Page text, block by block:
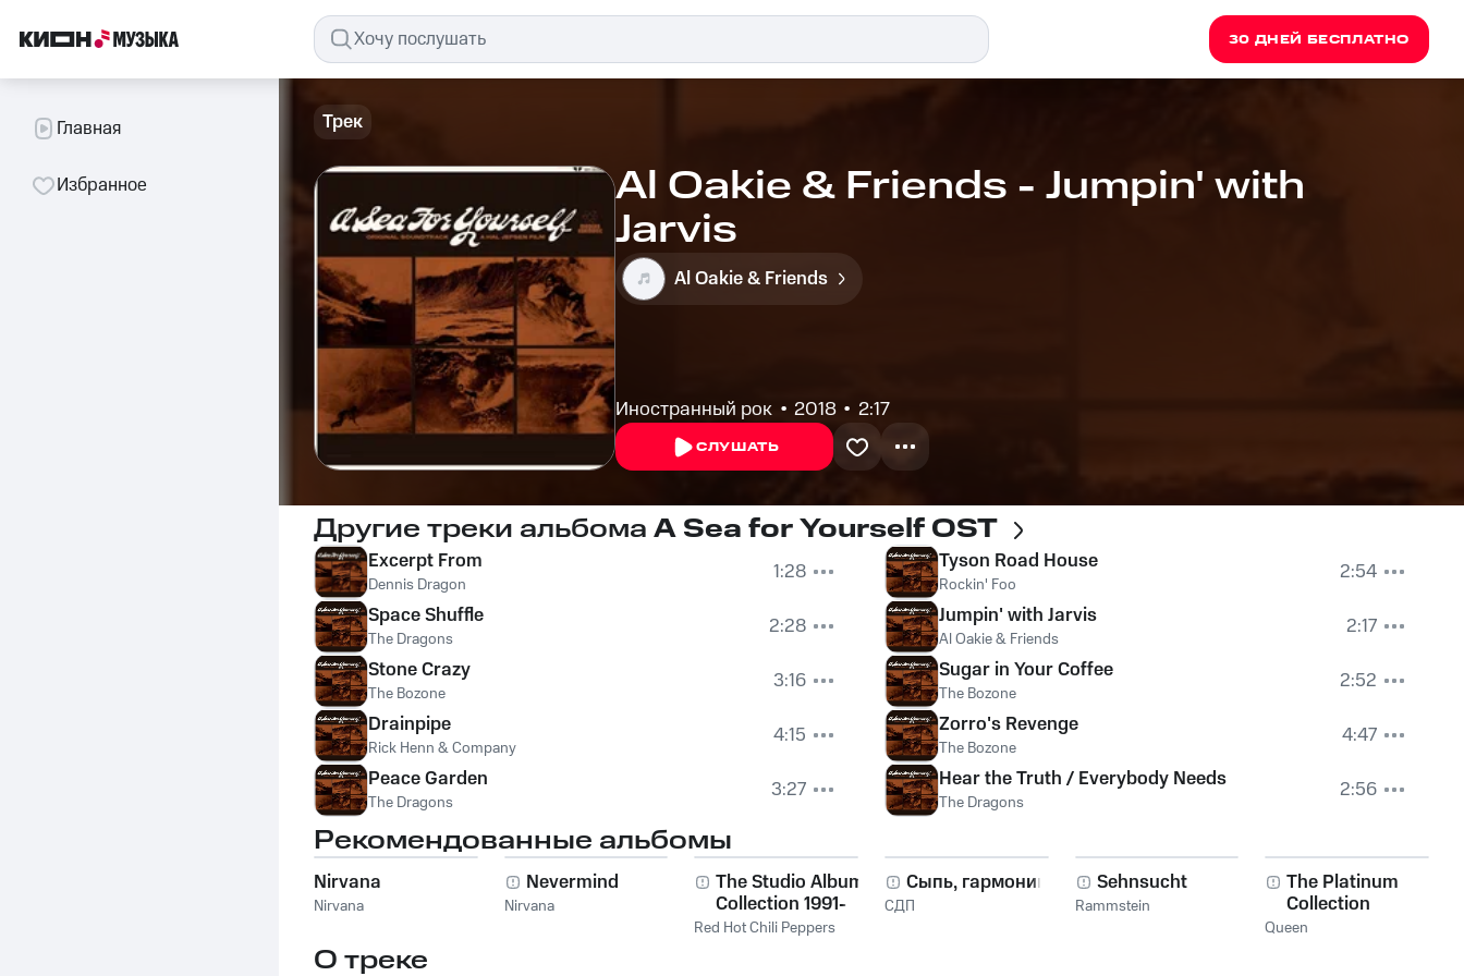
30 ДНЕЙ БЕСПЛАТНО
Главная
Избранное
Трек
Al Oakie & Friends - Jumpin' with
Jarvis
Al Oakie & Friends
Иностранный рок 2018 2:17
СЛУШАТЬ
Другие треки альбома A Sea for Yourself OST
Excerpt From
Dennis Dragon
1:28
Space Shuffle
The Dragons
2:28
Stone Crazy
The Bozone
3:16
Drainpipe
Rick Henn & Company
4:15
Peace Garden
The Dragons 3:27
Tyson Road House
Rockin' Foo
2:54
Jumpin' with Jarvis
Al Oakie & Friends
2:17
Sugar in Your Coffee
The Bozone
2:52
Zorro's Revenge
The Bozone
4:47
Hear the Truth / Everybody Needs
The Dragons 2:56
Рекомендованные альбомы
Nirvana
Nirvana
Nevermind
Nirvana
The Studio Album
Collection 1991-
2011
Red Hot Chili Peppers
Сыпь, гармоника!
СДП
Sehnsucht
Rammstein
The Platinum
Collection
Queen
О треке